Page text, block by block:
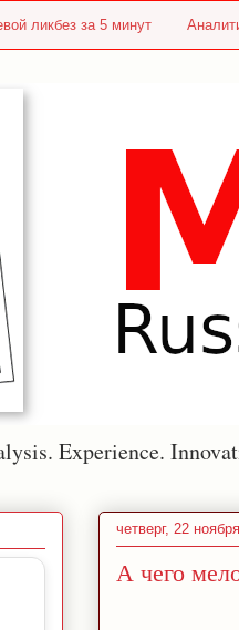
ликбез за 5 минут
Experience.
четверг, 22
А чего